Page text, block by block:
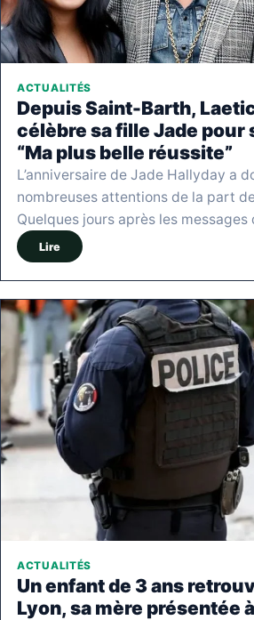
ACTUALITÉS
Depuis Saint-Barth,
célèbre sa fille Jade pour
“Ma plus belle réussite”
L’anniversaire de Jade Hallyday a
nombreuses attentions de la part
Quelques jours après les messages
Lire
ACTUALITÉS
Un enfant de 3 ans
Lyon, sa mère présentée